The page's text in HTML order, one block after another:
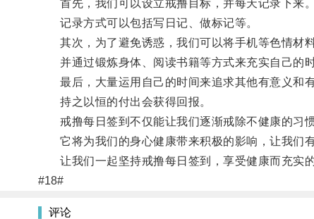
首先，我们可以设立戒撸目标，并每天记录下来。
记录方式可以包括写日记、做标记等。
其次，为了避免诱惑，我们可以将手机等色情材料
并通过锻炼身体、阅读书籍等方式来充实自己的时
最后，大量运用自己的时间来追求其他有意义和有
持之以恒的付出会获得回报。
戒撸每日签到不仅能让我们逐渐戒除不健康的习惯
它将为我们的身心健康带来积极的影响，让我们有
让我们一起坚持戒撸每日签到，享受健康而充实的
#18#
评论